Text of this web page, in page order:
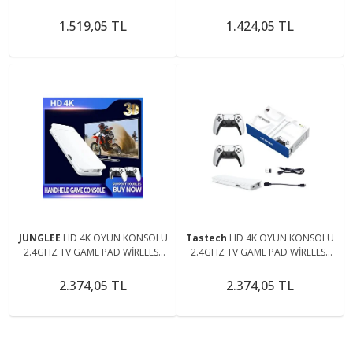
1.519,05 TL 1.424,05 TL
JUNGLEE HD 4K OYUN KONSOLU
2.4GHZ TV GAME PAD WİRELESS
KONSOLU
2.374,05 TL
Tastech HD 4K OYUN KONSOLU
2.4GHZ TV GAME PAD WİRELESS
KONSOLU
2.374,05 TL